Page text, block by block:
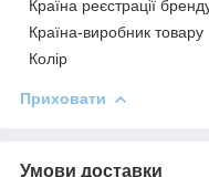
Країна реєстрації
Країна-виробник товару
Колір
Приховати
Умови доставки